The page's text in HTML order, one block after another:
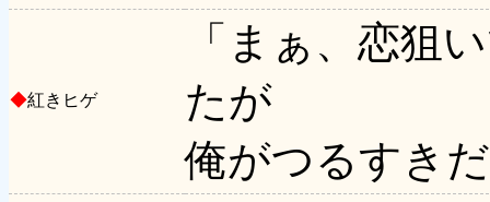
◆紅きヒゲ
「まぁ、恋狙
たが
俺がつるすき